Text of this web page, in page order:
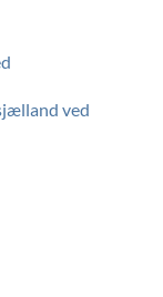
ved